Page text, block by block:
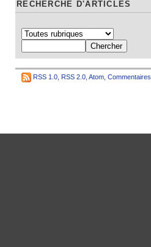
RECHERCHE D'ARTICLES
RSS 1.0 RSS 2.0 Atom Commentaires